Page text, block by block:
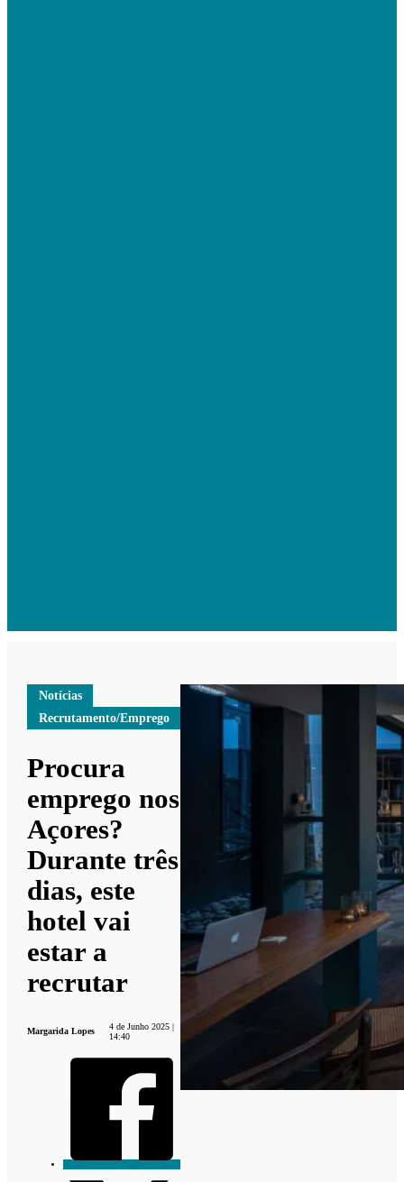
Notícias
Recrutamento/Emprego
Procura
emprego nos
Açores?
Durante três
dias, este
hotel vai
estar a
recrutar
Margarida Lopes
4 de Junho 2025 |
14:40